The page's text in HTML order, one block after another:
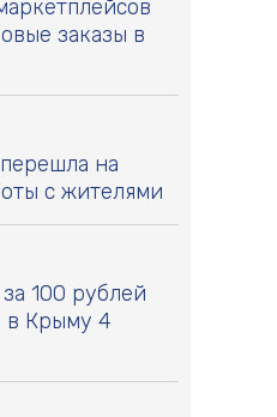
заказы в
на
с жителями
100 рублей
в Крыму 4